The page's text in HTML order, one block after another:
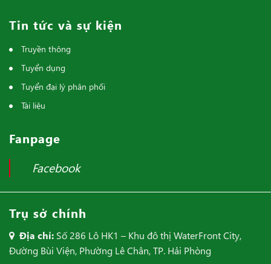
Tin tức và sự kiện
Truyền thông
Tuyển dụng
Tuyển đại lý phân phối
Tài liệu
Fanpage
Facebook
Trụ sở chính
Địa chỉ: Số 286 Lô HK1 – Khu đô thị WaterFront City,
Đường Bùi Viện, Phường Lê Chân, TP. Hải Phòng